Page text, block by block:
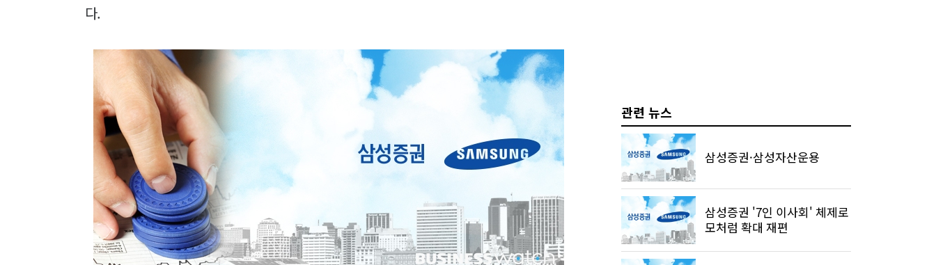
다.
관련 뉴스
삼성증권·삼성자산운용
삼성증권 '7인 이사회' 체제로
모처럼 확대 재편